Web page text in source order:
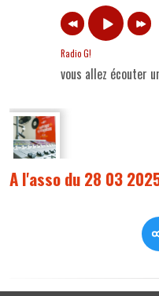
Radio G!
vous allez écouter
A l'asso du 28 03